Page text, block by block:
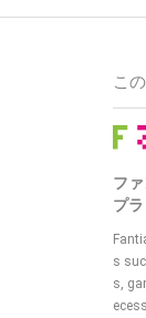
こ
フ
プ
s
s,